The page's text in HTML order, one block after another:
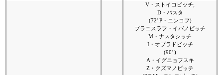
V・ストイコビッチ;
D・バスタ
(72' P・ニンコフ)
ブラニスラフ・イバノビッチ
M・ナスタシッチ
I・オブラドビッチ
(90' )
A・イグニョフスキ
Z・クズマノビッチ